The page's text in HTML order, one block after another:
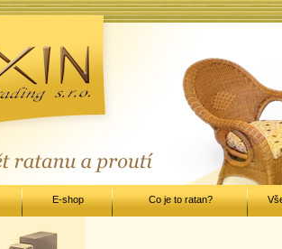
E-shop Co je to ratan?